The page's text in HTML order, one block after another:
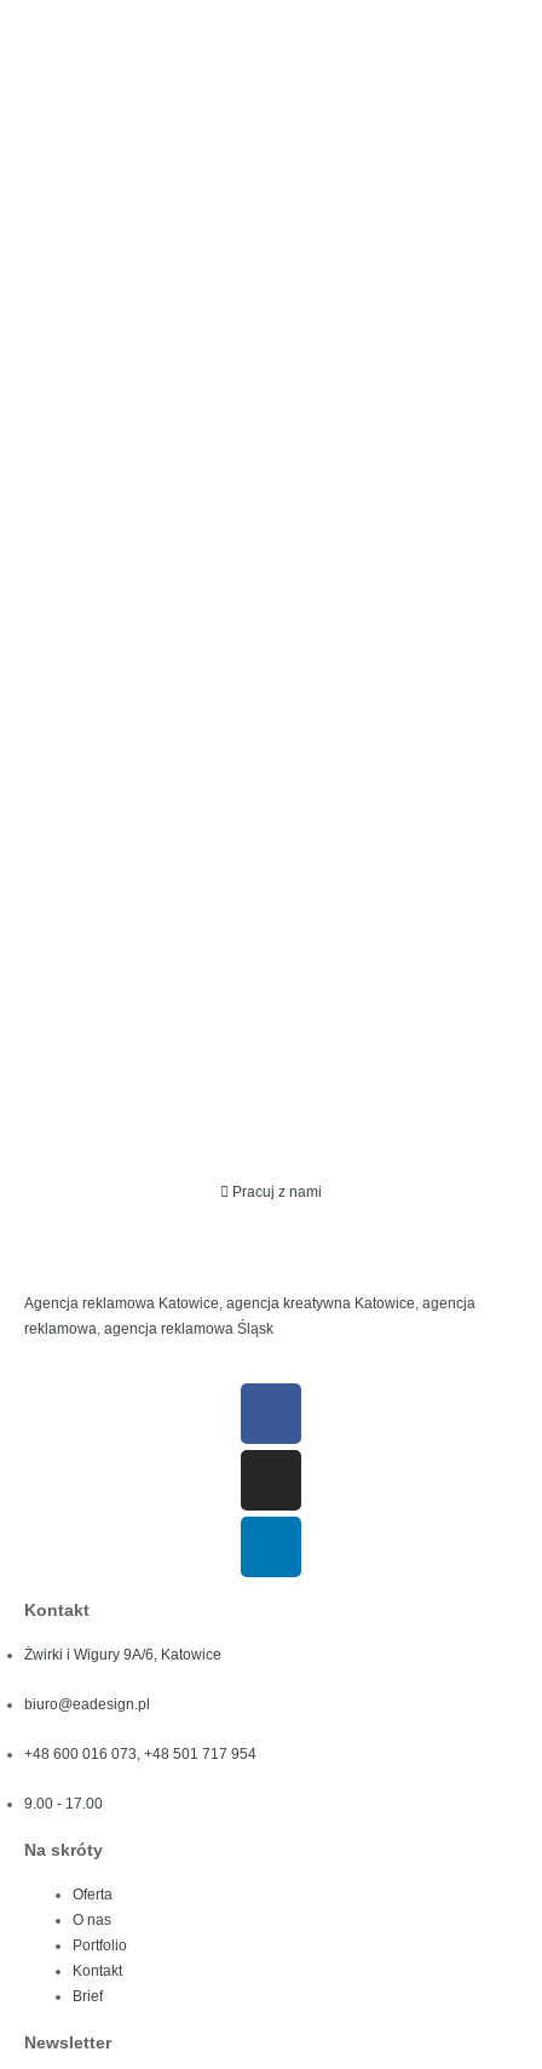
Pracuj z nami
Agencja reklamowa Katowice, agencja kreatywna Katowice, agencja
reklamowa, agencja reklamowa Śląsk
Kontakt
Żwirki i Wigury 9A/6, Katowice
biuro@eadesign.pl
+48 600 016 073, +48 501 717 954
9.00 - 17.00
Na skróty
Oferta
O nas
Portfolio
Kontakt
Brief
Newsletter